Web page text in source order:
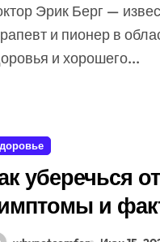
и пионер в
и хорошего...
уберечься
и